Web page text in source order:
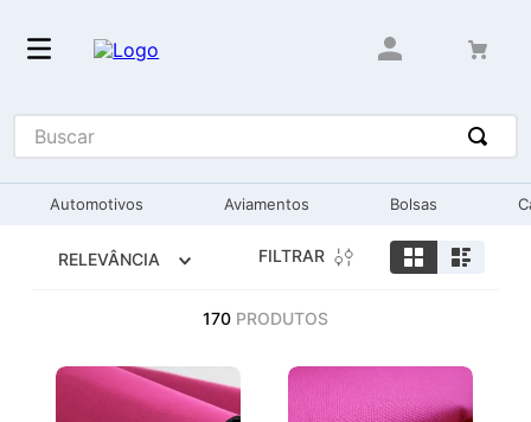
Buscar
Automotivos Aviamentos Bolsas
RELEVÂNCIA FILTRAR
170 PRODUTOS